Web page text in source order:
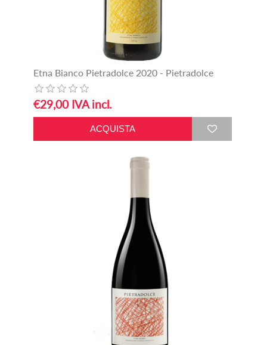
Etna Bianco Pietradolce 2020 - Pietradolce
€29,00 IVA incl.